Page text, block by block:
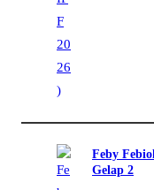
Feby
Gelap 2